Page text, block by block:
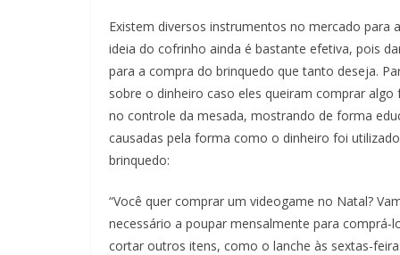
Existem diversos instrumentos no mercado para
ideia do cofrinho ainda é bastante efetiva, pois
para a compra do brinquedo que tanto deseja.
sobre o dinheiro caso eles queiram comprar
no controle da mesada, mostrando de forma
causadas pela forma como o dinheiro foi
brinquedo:
“Você quer comprar um videogame no Natal?
necessário a poupar mensalmente para
cortar outros itens, como o lanche às sextas-